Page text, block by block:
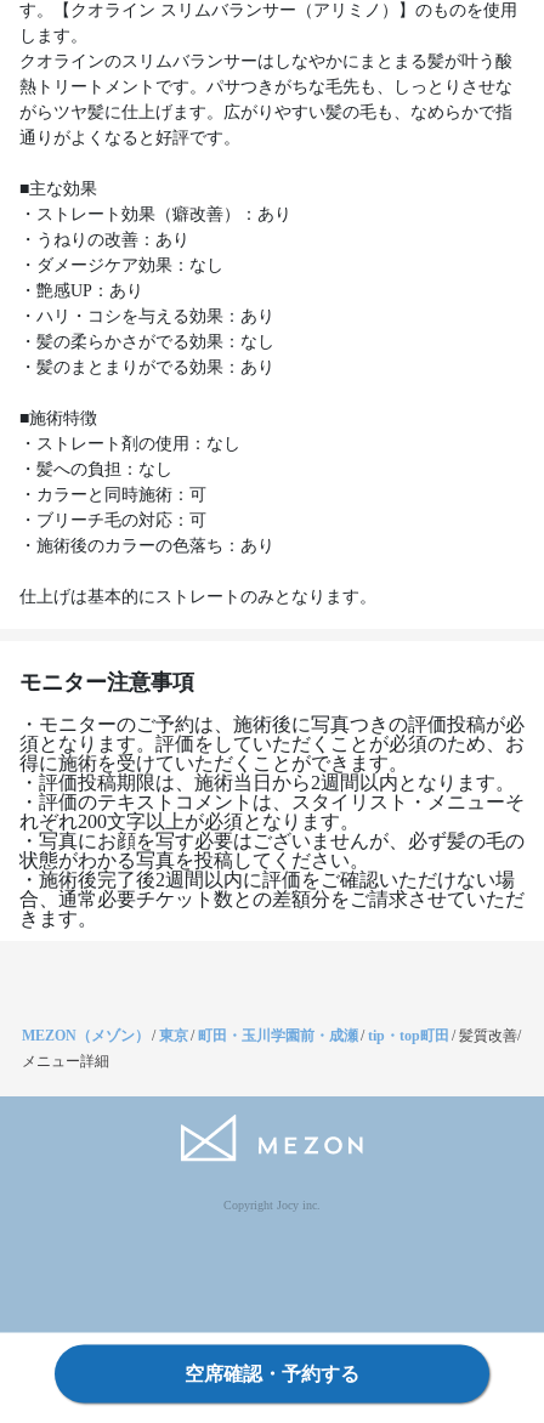
す。【クオライン スリムバランサー（アリミノ）】のものを使用
します。
クオラインのスリムバランサーはしなやかにまとまる髪が叶う酸
熱トリートメントです。パサつきがちな毛先も、しっとりさせな
がらツヤ髪に仕上げます。広がりやすい髪の毛も、なめらかで指
通りがよくなると好評です。
■主な効果
・ストレート効果（癖改善）：あり
・うねりの改善：あり
・ダメージケア効果：なし
・艶感UP：あり
・ハリ・コシを与える効果：あり
・髪の柔らかさがでる効果：なし
・髪のまとまりがでる効果：あり
■施術特徴
・ストレート剤の使用：なし
・髪への負担：なし
・カラーと同時施術：可
・ブリーチ毛の対応：可
・施術後のカラーの色落ち：あり
モニター注意事項
・モニターのご予約は、施術後に写真つきの評価投稿が必
須となります。評価をしていただくことが必須のため、お
得に施術を受けていただくことができます。
・評価投稿期限は、施術当日から2週間以内となります。
・評価のテキストコメントは、スタイリスト・メニューそ
れぞれ200文字以上が必須となります。
・写真にお顔を写す必要はございませんが、必ず髪の毛の
状態がわかる写真を投稿してください。
・施術後完了後2週間以内に評価をご確認いただけない場
合、通常必要チケット数との差額分をご請求させていただ
きます。
MEZON（メゾン） /東京/ 町田・玉川学園前・成瀬 /tip・top町田 /髪質改善/
メニュー詳細
Copyright Jocy inc.
空席確認・予約する